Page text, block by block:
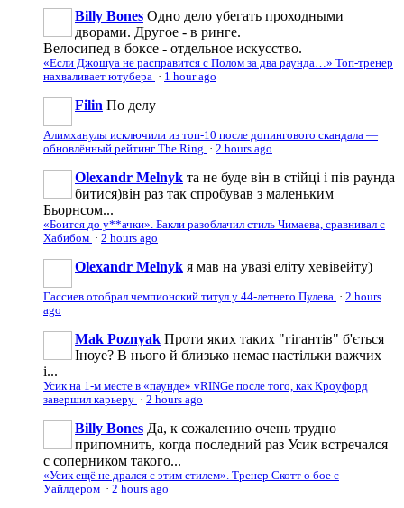
Billy Bones Одно дело убегать проходными
дворами. Другое - в ринге.
Велосипед в боксе - отдельное искусство.
«Если Джошуа не расправится с Полом за два раунда…» Топ-тренер
нахваливает ютубера · 1 hour ago
Filin По делу
Алимханулы исключили из топ-10 после допингового скандала —
обновлённый рейтинг The Ring · 2 hours ago
Olexandr Melnyk та не буде він в стійці і пів раунда
битися)він раз так спробував з маленьким
Бьорнсом...
«Боится до у**ачки». Бакли разоблачил стиль Чимаева, сравнивал с
Хабибом · 2 hours ago
Olexandr Melnyk я мав на увазі еліту хевівейту)
Гассиев отобрал чемпионский титул у 44-летнего Пулева · 2 hours
ago
Mak Poznyak Проти яких таких "гігантів" б'ється
Іноуе? В нього й близько немає настільки важчих
і...
Усик на 1-м месте в «паунде» vRINGe после того, как Кроуфорд
завершил карьеру · 2 hours ago
Billy Bones Да, к сожалению очень трудно
припомнить, когда последний раз Усик встречался
с соперником такого...
«Усик ещё не дрался с этим стилем». Тренер Скотт о бое с
Уайлдером · 2 hours ago